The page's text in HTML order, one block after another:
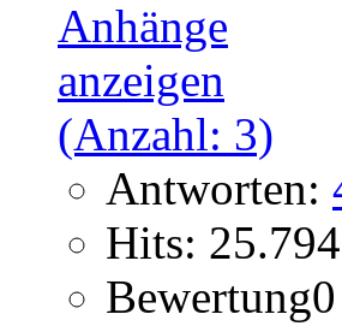
Antworten:
Hits: 25.794